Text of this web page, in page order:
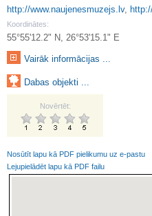
http://www.naujenesmuzejs.lv,
Koordinātes:
55°55'12.2" N, 26°53'15.1" E
Vairāk informācijas ...
Dabas objekti ...
Novērtēt:
Nosūtīt lapu kā PDF pielikumu uz e-pastu
Lejupielādēt lapu kā PDF failu